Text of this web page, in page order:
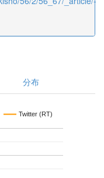
分布
Twitter (RT)